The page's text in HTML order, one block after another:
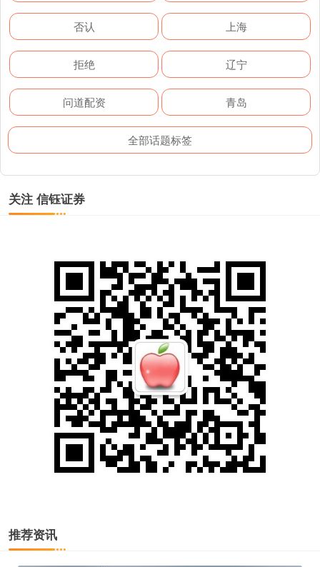
否认 上海
拒绝 辽宁
问道配资 青岛
全部话题标签
关注 信钰证券
推荐资讯